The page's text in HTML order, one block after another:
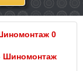
0
Шиномонтаж